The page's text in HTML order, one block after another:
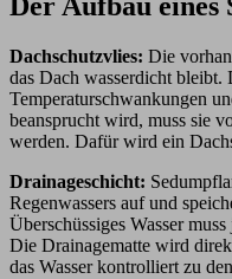
Der Aufbau eines
Dachschutzvlies: Die
das Dach wasserdicht bleibt.
Temperaturschwankungen
beansprucht wird, muss sie
werden. Dafür wird ein
Drainageschicht:
Regenwassers auf und
Überschüssiges Wasser
Die Drainagematte wird
das Wasser kontrolliert zu